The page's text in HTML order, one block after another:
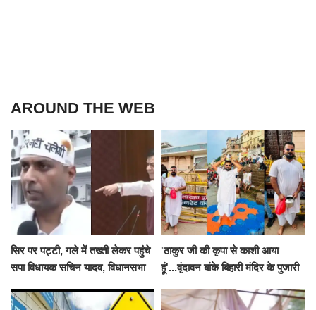
AROUND THE WEB
सिर पर पट्टी, गले में तख्ती लेकर पहुंचे
सपा विधायक सचिन यादव, विधानसभा
निलंबित
'ठाकुर जी की कृपा से काशी आया
हूं'...वृंदावन बांके बिहारी मंदिर के पुजारी
जलाभिषेक